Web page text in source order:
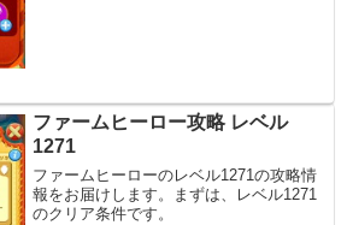
ファームヒーロー攻略 レベル
1271
ファームヒーローのレベル1271の攻略情
報をお届けします。まずは、レベル1271
のクリア条件です。